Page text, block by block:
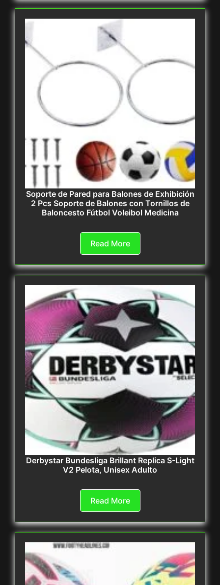
Soporte de Pared para Balones de Exhibición
2 Pcs Soporte de Balones con Tornillos de
Baloncesto Fútbol Voleibol Medicina
Read More
Derbystar Bundesliga Brillant Replica S-Light
V2 Pelota, Unisex Adulto
Read More